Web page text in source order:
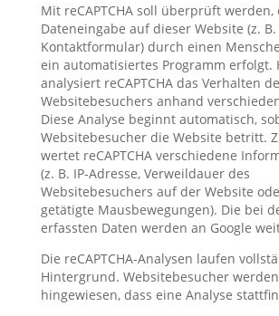
Mit reCAPTCHA soll überprüft werden,
Dateneingabe auf dieser Website (z.
Kontaktformular) durch einen
ein automatisiertes Programm erfolgt.
analysiert reCAPTCHA das Verhalten
Websitebesuchers anhand
Diese Analyse beginnt automatisch,
Websitebesucher die Website betritt.
wertet reCAPTCHA verschiedene
(z. B. IP-Adresse, Verweildauer des
Websitebesuchers auf der Website
getätigte Mausbewegungen). Die bei
erfassten Daten werden an Google
Die reCAPTCHA-Analysen laufen
Hintergrund. Websitebesucher
hingewiesen, dass eine Analyse